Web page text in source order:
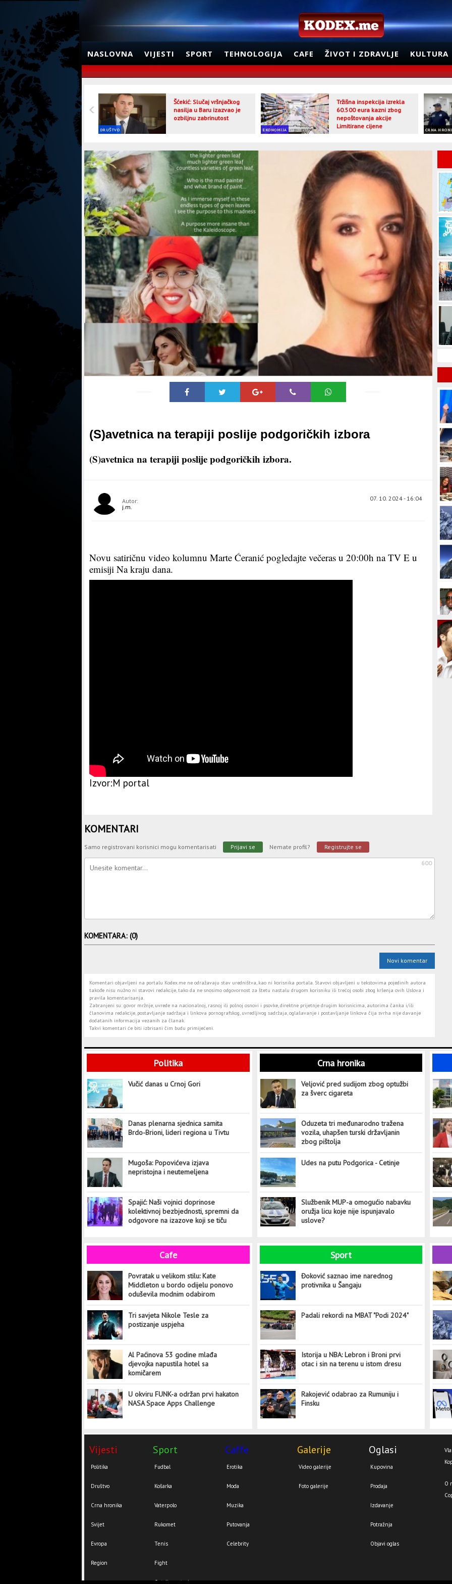
NASLOVNA VIJESTI SPORT TEHNOLOGIJA CAFE ŽIVOT I ZDRAVLJE KULTURA
DRUŠTVO
Šćekić: Slučaj vršnjačkog
nasilja u Baru izazvao je
ozbiljnu zabrinutost
EKONOMIJA
Tržišna inspekcija izrekla
60.500 eura kazni zbog
nepoštovanja akcije
Limitirane cijene
CRNA
(S)avetnica na terapiji poslije podgoričkih izbora
(S)avetnica na terapiji poslije podgoričkih izbora.
07. 10. 2024 - 16:04
Autor:
j.m.
Novu satiričnu video kolumnu Marte Ćeranić pogledajte večeras u 20:00h na TV E u
emisiji Na kraju dana.
Izvor:M portal
KOMENTARI
Samo registrovani korisnici mogu komentarisati Prijavi se Nemate profil? Registrujte se
600
KOMENTARA: (0)
Novi komentar
Komentari objavljeni na portalu Kodex.me ne odražavaju stav uredništva, kao ni korisnika portala. Stavovi objavljeni u tekstovima pojedinih autora
takođe nisu nužno ni stavovi redakcije, tako da ne snosimo odgovornost za štetu nastalu drugom korisniku ili trećoj osobi zbog kršenja ovih Uslova i
pravila komentarisanja.
Zabranjeni su: govor mržnje, uvrede na nacionalnoj, rasnoj ili polnoj osnovi i psovke, direktne prijetnje drugim korisnicima, autorima čanka i/ili
članovima redakcije, postavljanje sadržaja i linkova pornografskog, uvredljivog sadržaja, oglašavanje i postavljanje linkova čija svrha nije davanje
dodatanih informacija vezanih za članak.
Takvi komentari će biti izbrisani čim budu primijećeni.
Politika
Vučić danas u Crnoj Gori
Danas plenarna sjednica samita
Brdo-Brioni, lideri regiona u Tivtu
Mugoša: Popovićeva izjava
nepristojna i neutemeljena
Spajić: Naši vojnici doprinose
kolektivnoj bezbjednosti, spremni da
odgovore na izazove koji se tiču
Crna hronika
Veljović pred sudijom zbog optužbi
za šverc cigareta
Oduzeta tri međunarodno tražena
vozila, uhapšen turski državljanin
zbog pištolja
Udes na putu Podgorica - Cetinje
Službenik MUP-a omogućio nabavku
oružja licu koje nije ispunjavalo
uslove?
Cafe
Povratak u velikom stilu: Kate
Middleton u bordo odijelu ponovo
oduševila modnim odabirom
Tri savjeta Nikole Tesle za
postizanje uspjeha
Al Paćinova 53 godine mlađa
djevojka napustila hotel sa
komičarem
U okviru FUNK-a održan prvi hakaton
NASA Space Apps Challenge
Sport
Đoković saznao ime narednog
protivnika u Šangaju
Padali rekordi na MBAT "Podi 2024"
Istorija u NBA: Lebron i Broni prvi
otac i sin na terenu u istom dresu
Rakojević odabrao za Rumuniju i
Finsku
Vijesti
Politika
Društvo
Crna hronika
Svijet
Evropa
Region
Sport
Fudbal
Košarka
Vaterpolo
Rukomet
Tenis
Fight
Ostali sportovi
Caffe
Erotika
Moda
Muzika
Putovanja
Celebrity
Galerije
Video galerije
Foto galerije
Oglasi
Kupovina
Prodaja
Izdavanje
Potražnja
Objavi oglas
O